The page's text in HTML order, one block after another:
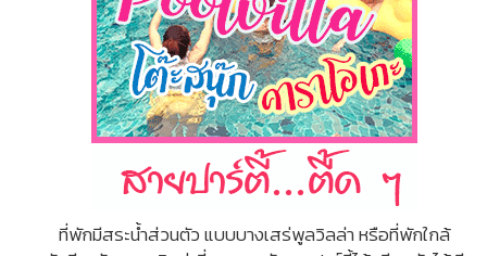
ที่พักมีสระน้ำส่วนตัว แบบบางเสร่พูลวิลล่า หรือที่พักใกล้